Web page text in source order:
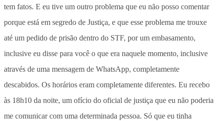
tem fatos. E eu tive um outro problema que eu não posso comentar
porque está em segredo de Justiça, e que esse problema me trouxe
até um pedido de prisão dentro do STF, por um embasamento,
inclusive eu disse para você o que era naquele momento, inclusive
através de uma mensagem de WhatsApp, completamente
descabidos. Os horários eram completamente diferentes. Eu recebo
às 18h10 da noite, um ofício do oficial de justiça que eu não poderia
me comunicar com uma determinada pessoa. Só que eu tinha